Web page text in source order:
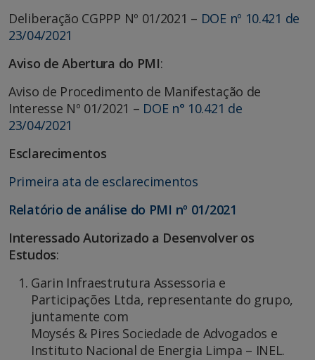
Deliberação CGPPP Nº 01/2021 – DOE nº 10.421 de
23/04/2021
Aviso de Abertura do PMI:
Aviso de Procedimento de Manifestação de
Interesse Nº 01/2021 – DOE n° 10.421 de
23/04/2021
Esclarecimentos
Primeira ata de esclarecimentos
Relatório de análise do PMI nº 01/2021
Interessado Autorizado a Desenvolver os
Estudos:
Garin Infraestrutura Assessoria e
Participações Ltda, representante do grupo,
juntamente com
Moysés & Pires Sociedade de Advogados e
Instituto Nacional de Energia Limpa – INEL.